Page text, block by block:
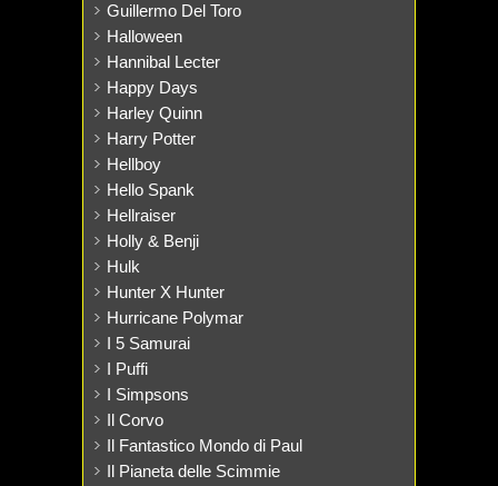
Guillermo Del Toro
Halloween
Hannibal Lecter
Happy Days
Harley Quinn
Harry Potter
Hellboy
Hello Spank
Hellraiser
Holly & Benji
Hulk
Hunter X Hunter
Hurricane Polymar
I 5 Samurai
I Puffi
I Simpsons
Il Corvo
Il Fantastico Mondo di Paul
Il Pianeta delle Scimmie